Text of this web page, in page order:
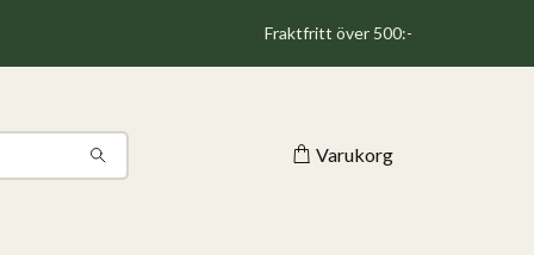
Fraktfritt över 500:-
Varukorg